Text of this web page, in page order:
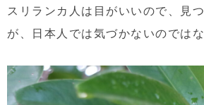
スリランカ人は目がいいので、見
が、日本人では気づかないのではな